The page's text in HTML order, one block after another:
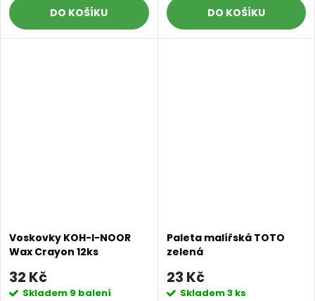
DO KOŠÍKU DO KOŠÍKU
Voskovky KOH-I-NOOR
Wax Crayon 12ks
32 Kč
Skladem 9 balení
Paleta malířská TOTO
zelená
23 Kč
Skladem3 ks